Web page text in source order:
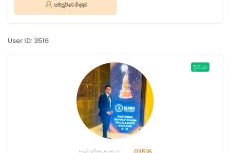
සම්පූර්ණ ගිණුම
User ID: 3516
ප්‍රිමියම්